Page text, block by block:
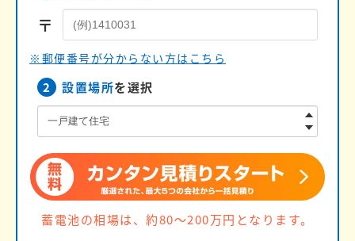
〒
※郵便番号が分からない方はこちら
2 設置場所を選択
蓄電池の相場は、約80〜200万円となります。